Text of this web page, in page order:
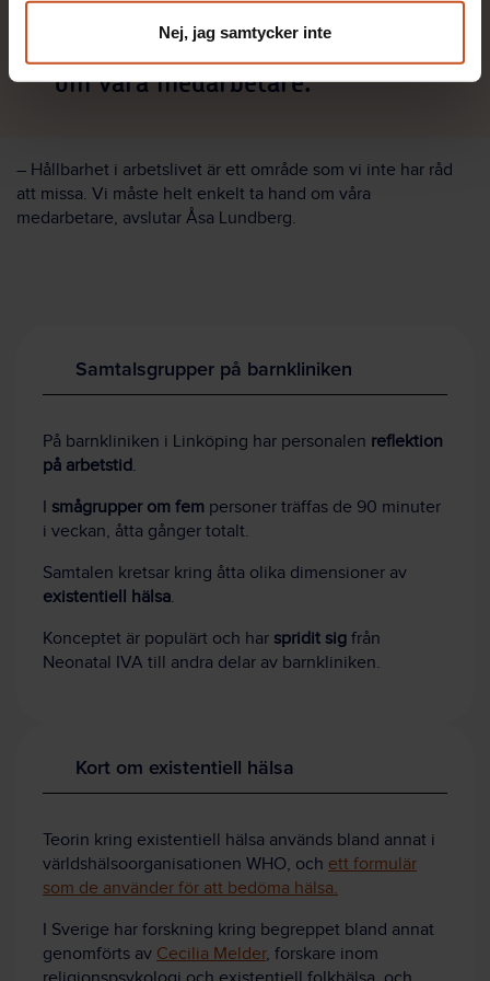
Nej, jag samtycker inte
Vi måste helt enkelt ta hand
om våra medarbetare.
– Hållbarhet i arbetslivet är ett område som vi inte har råd
att missa. Vi måste helt enkelt ta hand om våra
medarbetare, avslutar Åsa Lundberg.
Samtalsgrupper på barnkliniken
På barnkliniken i Linköping har personalen reflektion
på arbetstid.
I smågrupper om fem personer träffas de 90 minuter
i veckan, åtta gånger totalt.
Samtalen kretsar kring åtta olika dimensioner av
existentiell hälsa.
Konceptet är populärt och har spridit sig från
Neonatal IVA till andra delar av barnkliniken.
Kort om existentiell hälsa
Teorin kring existentiell hälsa används bland annat i
världshälsoorganisationen WHO, och ett formulär
som de använder för att bedöma hälsa.
I Sverige har forskning kring begreppet bland annat
genomförts av Cecilia Melder, forskare inom